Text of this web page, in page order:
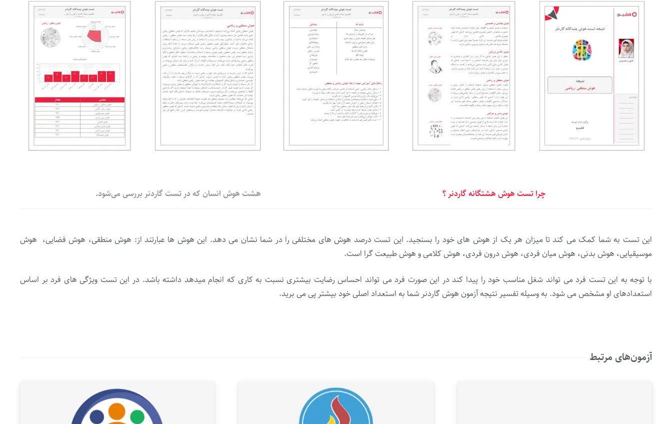
چرا تست هوش هشتگانه گاردنر ؟ هشت هوش انسان که در تست گاردنر بررسی می‌شود.
این تست به شما کمک می کند تا میزان هر یک از هوش های خود را بسنجید. این تست درصد هوش های مختلفی را در شما نشان می دهد. این هوش ها عبارتند از: هوش منطقی، هوش فضایی، هوش
موسیقیایی، هوش بدنی، هوش میان فردی، هوش درون فردی، هوش کلامی و هوش طبیعت گرا است.
با توجه به این تست فرد می تواند شغل مناسب خود را پیدا کند در این صورت فرد می تواند احساس رضایت بیشتری نسبت به کاری که انجام میدهد داشته باشد. در این تست ویژگی های فرد بر اساس
استعدادهای او مشخص می شود. به وسیله تفسیر نتیجه آزمون هوش گاردنر شما به استعداد اصلی خود بیشتر پی می برید.
آزمون‌های مرتبط